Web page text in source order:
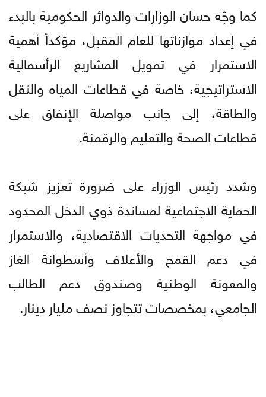
كما وجّه حسان الوزارات والدوائر الحكومية بالبدء
في إعداد موازناتها للعام المقبل، مؤكداً أهمية
الاستمرار في تمويل المشاريع الرأسمالية
الاستراتيجية، خاصة في قطاعات المياه والنقل
والطاقة، إلى جانب مواصلة الإنفاق على
قطاعات الصحة والتعليم والرقمنة.
وشدد رئيس الوزراء على ضرورة تعزيز شبكة
الحماية الاجتماعية لمساندة ذوي الدخل المحدود
في مواجهة التحديات الاقتصادية، والاستمرار
في دعم القمح والأعلاف وأسطوانة الغاز
والمعونة الوطنية وصندوق دعم الطالب
الجامعي، بمخصصات تتجاوز نصف مليار دينار.